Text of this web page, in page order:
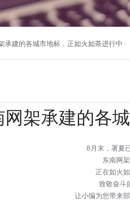
承建的各城市地标，正如火如荼进行中
架承建的各
8月末，署夏
东南网
正在如火
致敬奋斗
让小编为您带来